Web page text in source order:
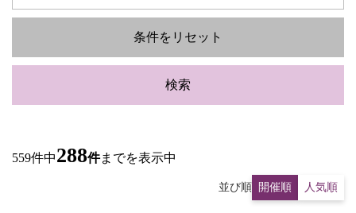
条件をリセット
検索
559件中288件までを表示中
並び順 開催順 人気順